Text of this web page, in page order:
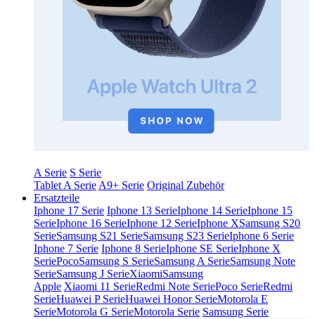
A Serie S Serie
Tablet A Serie A9+ Serie Original Zubehör
Ersatzteile
Iphone 17 Serie Iphone 13 SerieIphone 14 SerieIphone 15
SerieIphone 16 SerieIphone 12 SerieIphone XSamsung S20
SerieSamsung S21 SerieSamsung S23 SerieIphone 6 Serie
Iphone 7 Serie Iphone 8 SerieIphone SE SerieIphone X
SeriePocoSamsung S SerieSamsung A SerieSamsung Note
SerieSamsung J SerieXiaomiSamsung
Apple Xiaomi 11 SerieRedmi Note SeriePoco SerieRedmi
SerieHuawei P SerieHuawei Honor SerieMotorola E
SerieMotorola G SerieMotorola Serie Samsung Serie